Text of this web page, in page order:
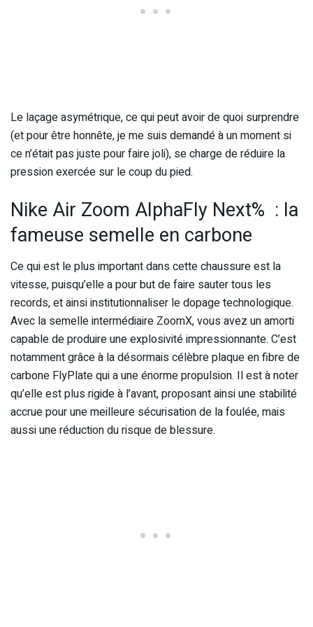
Le laçage asymétrique, ce qui peut avoir de quoi surprendre
(et pour être honnête, je me suis demandé à un moment si
ce n’était pas juste pour faire joli), se charge de réduire la
pression exercée sur le coup du pied.
Nike Air Zoom AlphaFly Next% : la
fameuse semelle en carbone
Ce qui est le plus important dans cette chaussure est la
vitesse, puisqu’elle a pour but de faire sauter tous les
records, et ainsi institutionnaliser le dopage technologique.
Avec la semelle intermédiaire ZoomX, vous avez un amorti
capable de produire une explosivité impressionnante. C’est
notamment grâce à la désormais célèbre plaque en fibre de
carbone FlyPlate qui a une énorme propulsion. Il est à noter
qu’elle est plus rigide à l’avant, proposant ainsi une stabilité
accrue pour une meilleure sécurisation de la foulée, mais
aussi une réduction du risque de blessure.